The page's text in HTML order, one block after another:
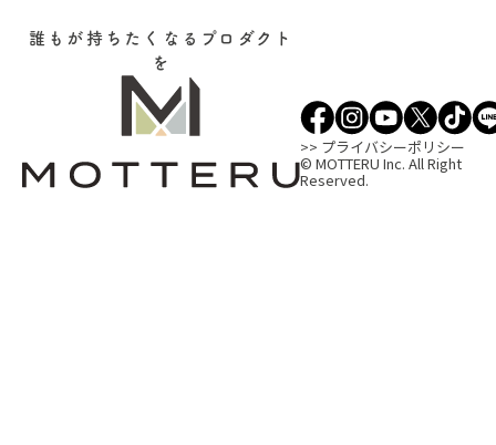
誰もが持ちたくなるプロダクト
を
>> プライバシーポリシー
© MOTTERU Inc. All Right
Reserved.